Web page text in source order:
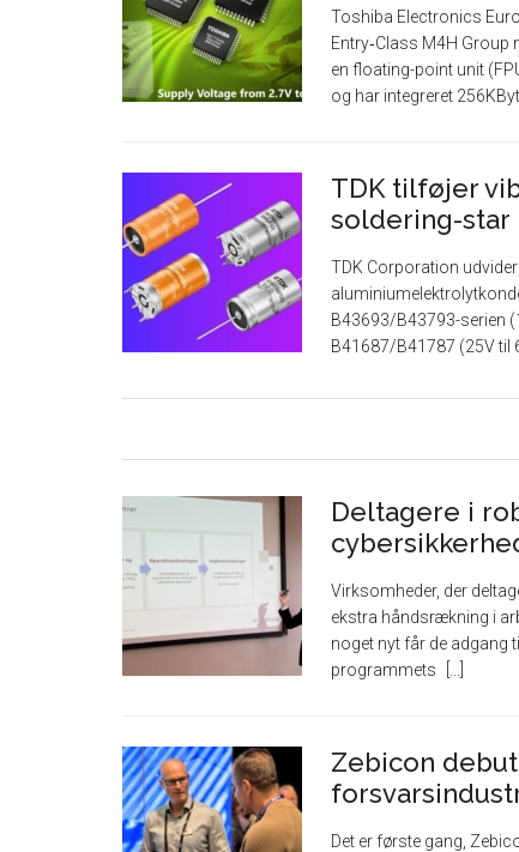
Toshiba Electronics
Entry‑Class M4H Group
en floating-point unit
og har integreret
TDK tilføjer
soldering-star
TDK Corporation
B43693/B43793-serien
B41687/B41787 (25V til
Deltagere i
Virksomheder, der
ekstra håndsrækning i
noget nyt får de adgang
programmets
Zebicon
Det er første gang,